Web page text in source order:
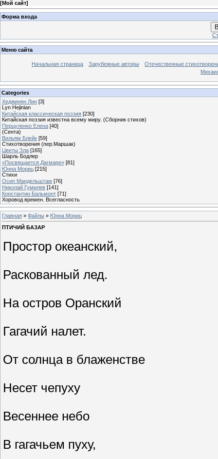
[Мой сайт]
Форма входа
Меню сайта
Начальная страница Зарубежные авторы
Отечественные
Categories
Хеджинян Лин [3]
Lyn Hejinian
Китайская классическая поэзия [230]
Китайская поэзия известна всему миру. (Сборник стихов)
Перцуленко Елена [40]
(Сента)
Вильям Блейк [59]
Стихотворения (пер.Маршак)
Цветы Зла [165]
Шарль Бодлер
«Посвящается Дагмаре» [81]
Юнна Мориц [215]
Стихи
Осип Мандельштам [76]
Николай Гумилев [141]
Константин Бальмонт [71]
Хоровод времен. Всегласность
Главная » Файлы » Юнна Мориц
ПТИЧИЙ БАЗАР
Простор океанский,
Раскованный лед.
На остров Оранский
Гагачий налет.
От солнца в блаженстве
Несет чепуху
Весеннее небо
В гагачьем пуху,